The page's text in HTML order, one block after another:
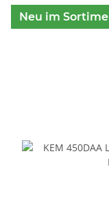
Neu im